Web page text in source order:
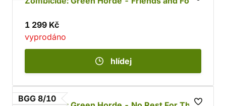
1 299 Kč
vyprodáno
hlídej
BGG 8/10